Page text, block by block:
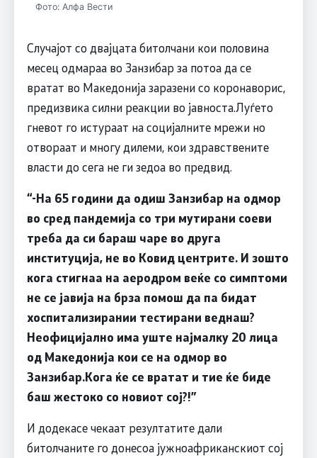
Фото: Алфа Вести
Случајот со двајцата битолчани кои половина
месец одмараа во Занзибар за потоа да се
вратат во Македонија заразени со коронаворис,
предизвика силни реакции во јавноста.Луѓето
гневот го истураат на социјалните мрежи но
отвораат и многу дилеми, кои здравствените
власти до сега не ги зедоа во предвид.
“-На 65 години да одиш Занзибар на одмор
во сред пандемија со три мутирани соеви
треба да си бараш чаре во друга
институција, не во Ковид центрите. И зошто
кога стигнаа на аеродром веќе со симптоми
не се јавија на брза помош да па бидат
хоспитализирании тестирани веднаш?
Неофицијално има уште најмалку 20 лица
од Македонија кои се на одмор во
Занзибар.Кога ќе се вратат и тие ќе биде
баш жестоко со новиот сој?!”
И додекасе чекаат резултатите дали
битолчаните го донесоа јужноафриканскиот сој